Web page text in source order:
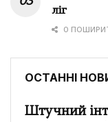
ліг
0
ОСТАННІ
Штучний